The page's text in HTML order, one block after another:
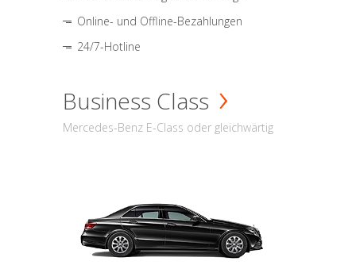
Online- und Offline-Bezahlungen
24/7-Hotline
Business Class
Mercedes-Benz E-Class oder gleichwärtig